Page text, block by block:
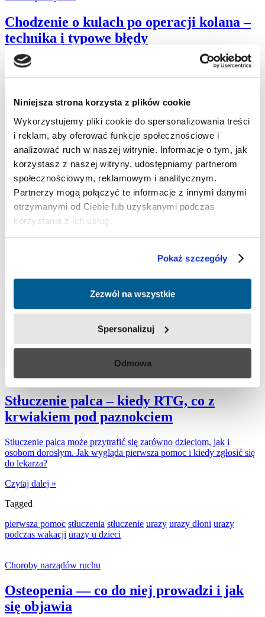
Niniejsza strona korzysta z plików cookie
Wykorzystujemy pliki cookie do spersonalizowania treści
i reklam, aby oferować funkcje społecznościowe i
analizować ruch w naszej witrynie. Informacje o tym, jak
korzystasz z naszej witryny, udostępniamy partnerom
społecznościowym, reklamowym i analitycznym.
Partnerzy mogą połączyć te informacje z innymi danymi
otrzymanymi od Ciebie lub uzyskanymi podczas
korzystania z ich usług.
Pokaż szczegóły
Zezwól na wszystkie
Spersonalizuj
Odmowa
Chodzenie o kulach po operacji kolana –
technika i typowe błędy
Gdy jesteś po operacji kończyny dolnej, powinieneś od samego
Czytaj dalej »
Tagged
prawidłowy schemat ruchu
rehabilitacja
rehabilitacja ortopedyczna
rehabilitacja szczecin urazy urazy narządu ruchu
Urazy i kontuzje
Ból pośladka — jakie mogą być
przyczyny
Ból pośladka może mieć różne przyczyny, dlatego warto
skonsultować to z lekarzem. Tym bardziej, jeśli dolegliwości
Tagged
rwa kulszowa sposoby na ból mięśni
sporcie zwyrodnienie stawu biodrowego
Urazy i kontuzje
Stłuczenie palca – kiedy RTG, co z
krwiakiem pod paznokciem
Stłuczenie palca może przytrafić się zarówno dzieciom, jak i
osobom dorosłym. Jak wygląda pierwsza pomoc i kiedy zgłosić się
do lekarza?
Czytaj dalej »
Tagged
pierwsza pomoc stłuczenia stłuczenie urazy urazy dłoni urazy
podczas wakacji urazy u dzieci
Choroby narządów ruchu
Osteopenia — co do niej prowadzi i jak
się objawia